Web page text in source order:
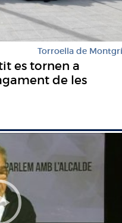
Torroella de Montgrí
es tornen a
de les